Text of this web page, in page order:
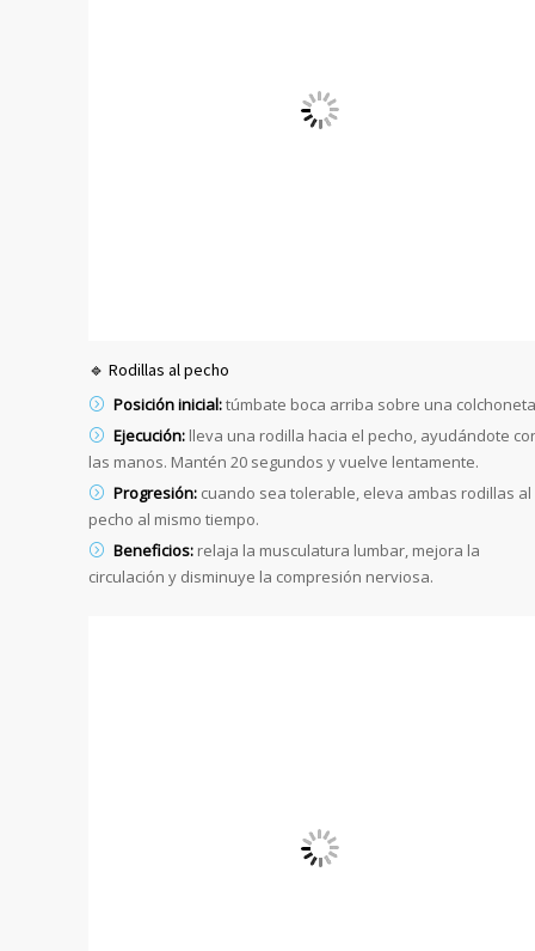
🔹 Rodillas al pecho
Posición inicial:túmbate boca arriba sobre una
Ejecución: lleva una rodilla hacia el pecho, ayudándote
las manos. Mantén 20 segundos y vuelve lentamente.
Progresión: cuando sea tolerable, eleva ambas rodillas al
pecho al mismo tiempo.
Beneficios: relaja la musculatura lumbar, mejora la
circulación y disminuye la compresión nerviosa.